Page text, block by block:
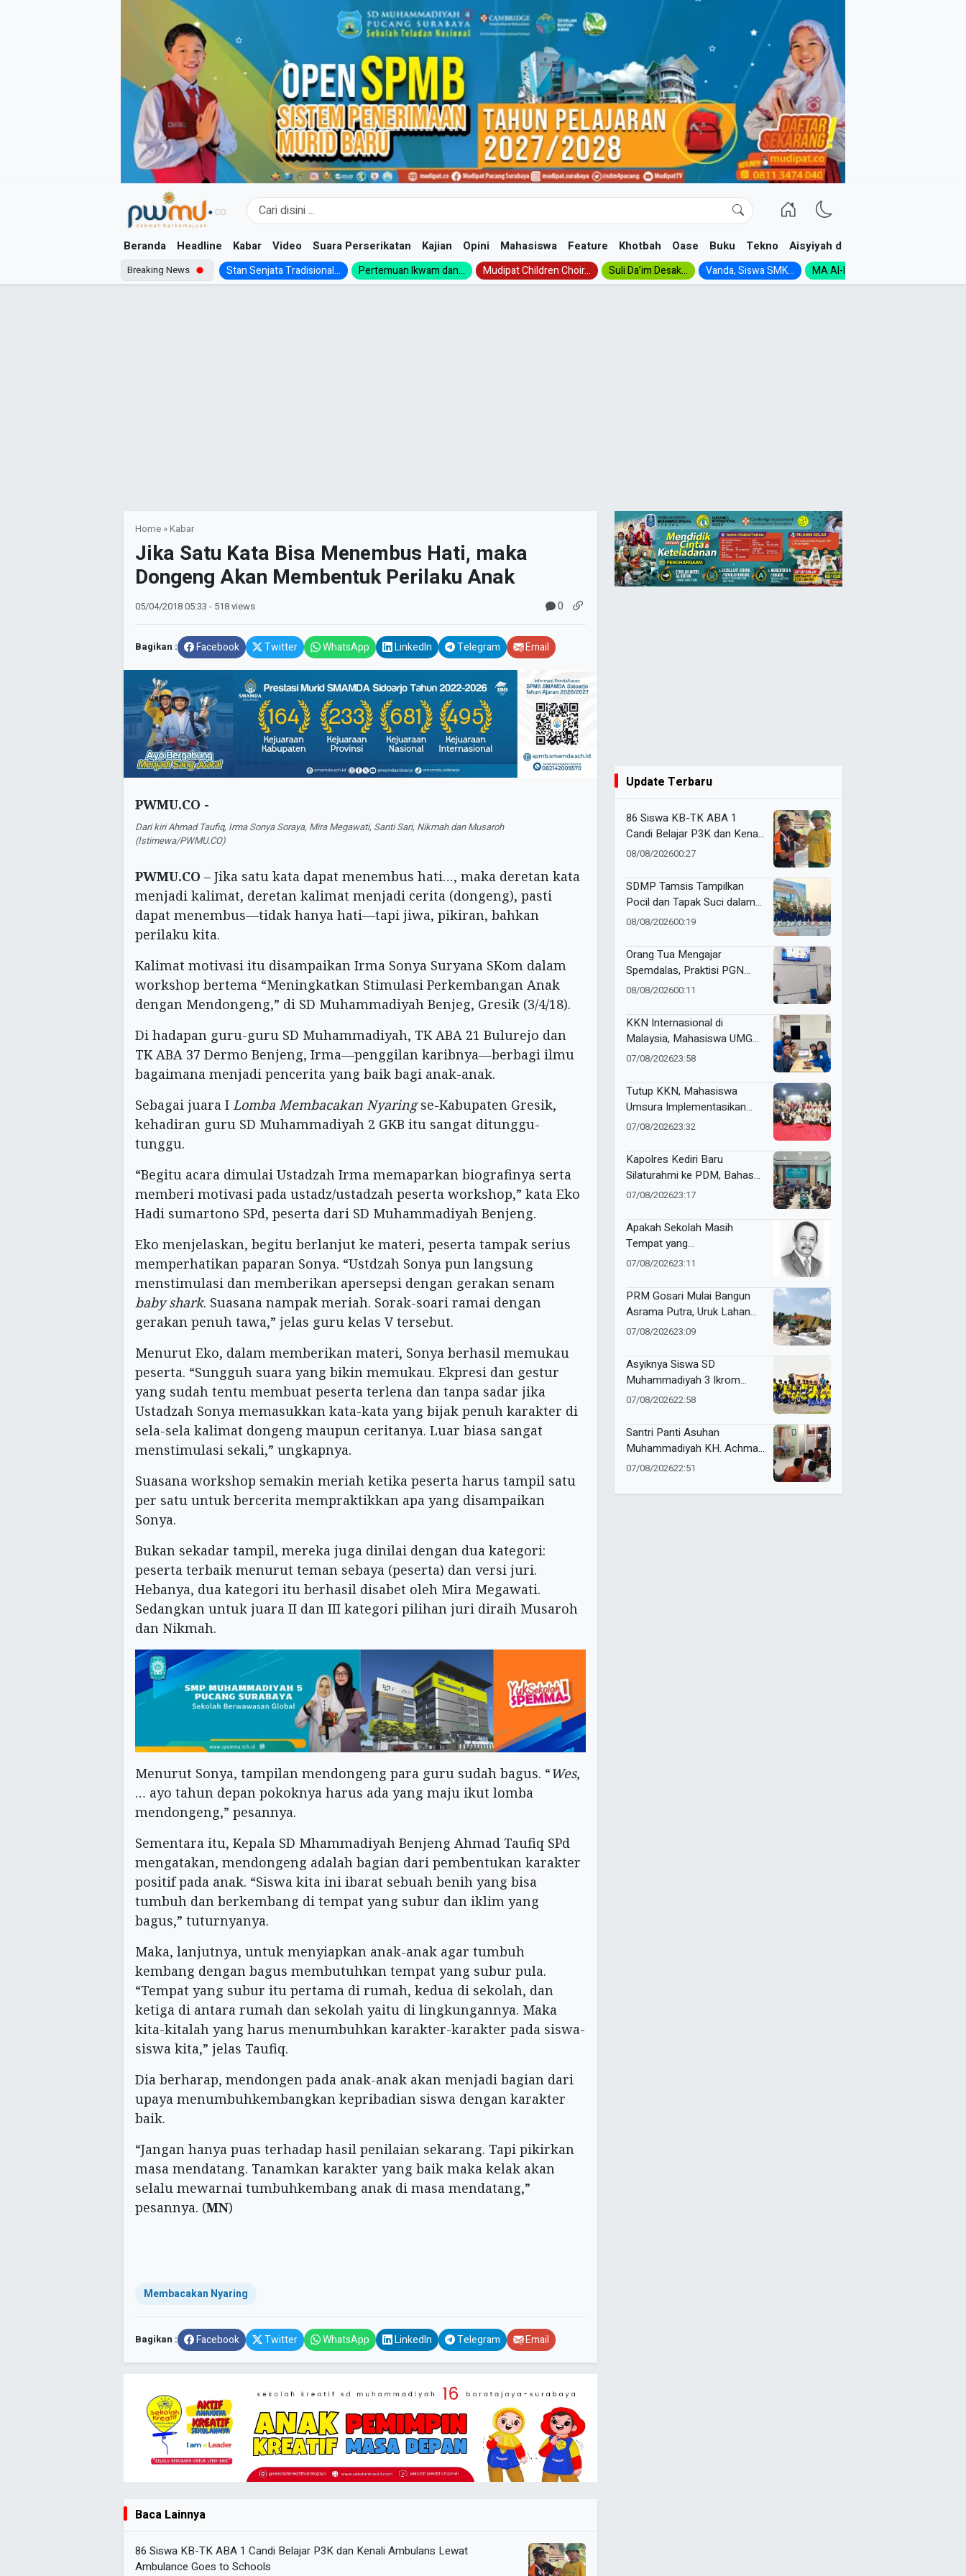
Beranda Headline Kabar Video Suara Perserikatan Kajian Opini Mahasiswa Feature Khotbah Oase Buku Tekno Aisyiyah dan NA
Breaking News Stan Senjata Tradisional... Pertemuan Ikwam dan... Mudipat Children Choir... Suli Da’im Desak... Vanda, Siswa SMK... MA Al-Ishlah Gelar...
Home »Kabar
Jika Satu Kata Bisa Menembus Hati, maka
Dongeng Akan Membentuk Perilaku Anak
05/04/201805:33 - 518 views 0
Bagikan : Facebook Twitter WhatsApp LinkedIn Telegram Email
PWMU.CO -
Dari kiri Ahmad Taufiq, Irma Sonya Soraya, Mira Megawati, Santi Sari, Nikmah dan Musaroh
(Istimewa/PWMU.CO)
PWMU.CO – Jika satu kata dapat menembus hati…, maka deretan kata
menjadi kalimat, deretan kalimat menjadi cerita (dongeng), pasti
dapat menembus—tidak hanya hati—tapi jiwa, pikiran, bahkan
perilaku kita.
Kalimat motivasi itu disampaikan Irma Sonya Suryana SKom dalam
workshop bertema “Meningkatkan Stimulasi Perkembangan Anak
dengan Mendongeng,” di SD Muhammadiyah Benjeg, Gresik (3/4/18).
Di hadapan guru-guru SD Muhammadiyah, TK ABA 21 Bulurejo dan
TK ABA 37 Dermo Benjeng, Irma—penggilan karibnya—berbagi ilmu
bagaimana menjadi pencerita yang baik bagi anak-anak.
Sebagai juara I Lomba Membacakan Nyaringse-Kabupaten Gresik,
kehadiran guru SD Muhammadiyah 2 GKB itu sangat ditunggu-
tunggu.
“Begitu acara dimulai Ustadzah Irma memaparkan biografinya serta
memberi motivasi pada ustadz/ustadzah peserta workshop,” kata Eko
Hadi sumartono SPd, peserta dari SD Muhammadiyah Benjeng.
Eko menjelaskan, begitu berlanjut ke materi, peserta tampak serius
memperhatikan paparan Sonya. “Ustdzah Sonya pun langsung
menstimulasi dan memberikan apersepsi dengan gerakan senam
baby shark. Suasana nampak meriah. Sorak-soari ramai dengan
gerakan penuh tawa,” jelas guru kelas V tersebut.
Menurut Eko, dalam memberikan materi, Sonya berhasil memukau
peserta. “Sungguh suara yang bikin memukau. Ekpresi dan gestur
yang sudah tentu membuat peserta terlena dan tanpa sadar jika
Ustadzah Sonya memasukkan kata-kata yang bijak penuh karakter di
sela-sela kalimat dongeng maupun ceritanya. Luar biasa sangat
menstimulasi sekali,” ungkapnya.
Suasana workshop semakin meriah ketika peserta harus tampil satu
per satu untuk bercerita mempraktikkan apa yang disampaikan
Sonya.
Bukan sekadar tampil, mereka juga dinilai dengan dua kategori:
peserta terbaik menurut teman sebaya (peserta) dan versi juri.
Hebanya, dua kategori itu berhasil disabet oleh Mira Megawati.
Sedangkan untuk juara II dan III kategori pilihan juri diraih Musaroh
dan Nikmah.
Menurut Sonya, tampilan mendongeng para guru sudah bagus. “Wes,
… ayo tahun depan pokoknya harus ada yang maju ikut lomba
mendongeng,” pesannya.
Sementara itu, Kepala SD Mhammadiyah Benjeng Ahmad Taufiq SPd
mengatakan, mendongeng adalah bagian dari pembentukan karakter
positif pada anak. “Siswa kita ini ibarat sebuah benih yang bisa
tumbuh dan berkembang di tempat yang subur dan iklim yang
bagus,” tuturnyanya.
Maka, lanjutnya, untuk menyiapkan anak-anak agar tumbuh
kembang dengan bagus membutuhkan tempat yang subur pula.
“Tempat yang subur itu pertama di rumah, kedua di sekolah, dan
ketiga di antara rumah dan sekolah yaitu di lingkungannya. Maka
kita-kitalah yang harus menumbuhkan karakter-karakter pada siswa-
siswa kita,” jelas Taufiq.
Dia berharap, mendongen pada anak-anak akan menjadi bagian dari
upaya menumbuhkembangkan kepribadian siswa dengan karakter
baik.
“Jangan hanya puas terhadap hasil penilaian sekarang. Tapi pikirkan
masa mendatang. Tanamkan karakter yang baik maka kelak akan
selalu mewarnai tumbuhkembang anak di masa mendatang,”
pesannya. (MN)
Membacakan Nyaring
Bagikan : Facebook Twitter WhatsApp LinkedIn Telegram Email
Baca Lainnya
86 Siswa KB-TK ABA 1 Candi Belajar P3K dan Kenali Ambulans Lewat
Ambulance Goes to Schools
Update Terbaru
86 Siswa KB-TK ABA 1
Candi Belajar P3K dan Kenali
Ambulans Lewat Ambulance
08/08/202600:27
SDMP Tamsis Tampilkan
Pocil dan Tapak Suci dalam
One School One Event di
08/08/202600:19
Orang Tua Mengajar
Spemdalas, Praktisi PGN
SAKA Kenalkan Dunia
08/08/202600:11
KKN Internasional di
Malaysia, Mahasiswa UMG
Kembangkan Website
Indonesia
07/08/202623:58
Tutup KKN, Mahasiswa
Umsura Implementasikan
Compact Bin untuk Sampah
07/08/202623:32
Kapolres Kediri Baru
Silaturahmi ke PDM, Bahas
Sinergi Jaga Kamtibmas
07/08/202623:17
Apakah Sekolah Masih
Tempat yang
Menyenangkan?
07/08/202623:11
PRM Gosari Mulai Bangun
Asrama Putra, Uruk Lahan
dengan 81 Dump Truck
07/08/202623:09
Asyiknya Siswa SD
Muhammadiyah 3 Ikrom
Belajar Membatik dengan
07/08/202622:58
Santri Panti Asuhan
Muhammadiyah KH. Achmad
Dahlan Latih Kepemimpinan
Agustusan
07/08/202622:51